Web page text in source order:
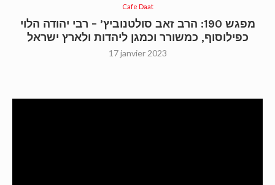
Cafe Daat
מפגש 190: הרב זאב סולטנוביץ’ – רבי יהודה הלוי
כפילוסוף, כמשורר וכמגן ליהדות ולארץ ישראל
17 janvier 2023